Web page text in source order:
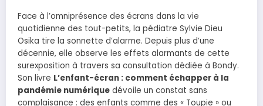
Face à l’omniprésence des écrans dans la vie
quotidienne des tout-petits, la pédiatre Sylvie Dieu
Osika tire la sonnette d’alarme. Depuis plus d’une
décennie, elle observe les effets alarmants de cette
surexposition à travers sa consultation dédiée à Bondy.
Son livre L’enfant-écran : comment échapper à la
pandémie numérique dévoile un constat sans
complaisance : des enfants comme des « Toupie » ou